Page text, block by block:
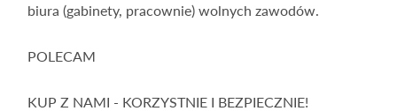
biura (gabinety, pracownie) wolnych zawodów.
POLECAM
KUP Z NAMI - KORZYSTNIE I BEZPIECZNIE!